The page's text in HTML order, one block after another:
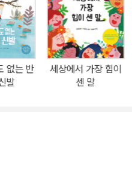
어 줬을 때, 어느 여름날 장대같
!”라는 말이 입에서 절로 터져
없는 반
발
세상에서 가장 힘이
센 말